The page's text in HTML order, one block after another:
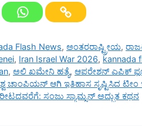
Flash News,ಅಂತರರಾಷ್ಟ್ರೀಯ,
, Iran Israel War 2026, kannada
, ಅಲಿ ಖಮೇನಿ ಹತ್ಯೆ, ಆಪರೇಶನ್ ಎಪಿಕ್
ಚಾಂಪಿಯನ್ ಆಗಿ ಇತಿಹಾಸ ಸೃಷ್ಟಿಸಿದ
ಸಂಜು ಸ್ಯಾಮ್ಸನ್ ಅದ್ಭುತ ಕಥನ